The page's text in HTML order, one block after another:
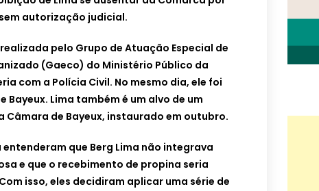
autorização judicial.
pelo Grupo de Atuação Especial de
(Gaeco) do Ministério Público da
com a Polícia Civil. No mesmo dia, ele foi
Lima também é um alvo de um
Câmara de Bayeux, instaurado em outubro.
entenderam que Berg Lima não integrava
e que o recebimento de propina seria
isso, eles decidiram aplicar uma série de